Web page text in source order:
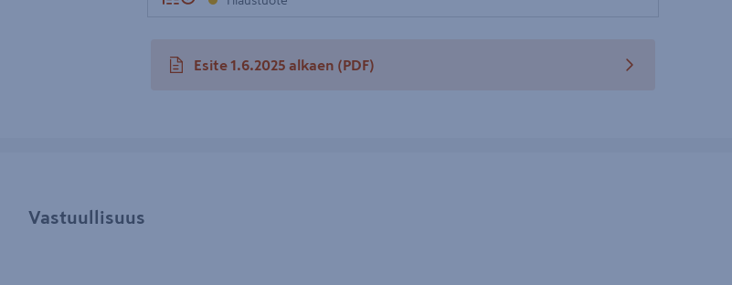
Esite 1.6.2025 alkaen (PDF)
avautuu uuteen välilehteen
Vastuullisuus